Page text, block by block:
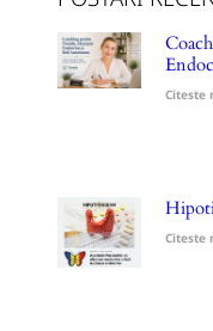
Citeste
Citeste